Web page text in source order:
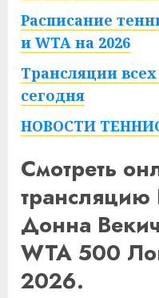
Расписание
и WTA на 2026
Трансляции
сегодня
НОВОСТИ
Смотреть
трансляцию
Донна
WTA 500
2026.